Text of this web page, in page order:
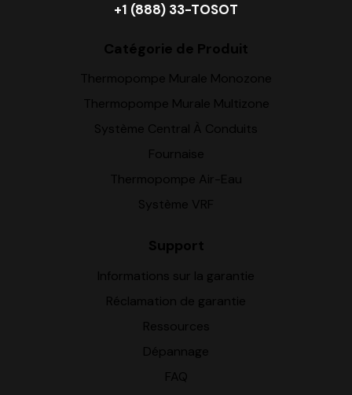
+1 (888) 33-TOSOT
Catégorie de Produit
Thermopompe Murale Monozone
Thermopompe Murale Multizone
Système Central À Conduits
Fournaise
Thermopompe Air-Eau
Système VRF
Support
Informations sur la garantie
Réclamation de garantie
Ressources
Dépannage
FAQ